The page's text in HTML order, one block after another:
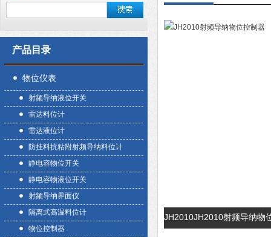
产品目录
物位仪表
射频导纳液位开关
雷达料位计
雷达液位计
防挂料抗粘附射频导纳料位计
静电容物位开关
静电容物液位开关
射频导纳界面仪
隔离式高温料位计
物位控制器
JH2010JH2010射频导纳物